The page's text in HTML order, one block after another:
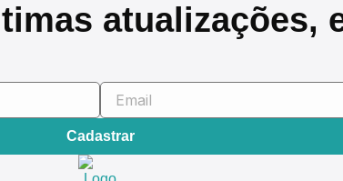
atualizações,
Cadastrar